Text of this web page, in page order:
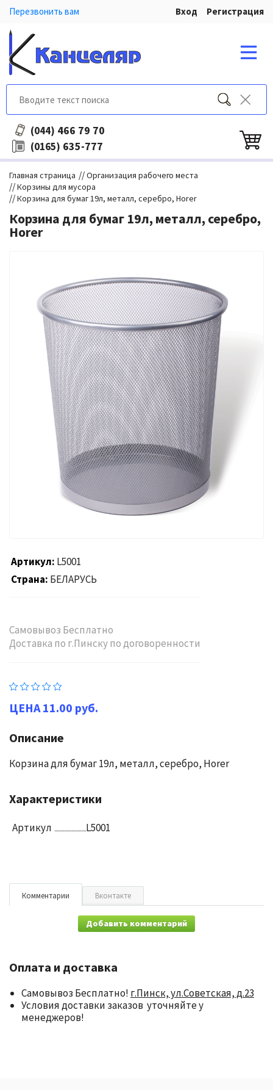
Перезвонить вам Вход Регистрация
(044) 466 79 70
(0165) 635-777
Главная страница //Организация рабочего места
//Корзины для мусора
//Корзина для бумаг 19л, металл, серебро, Horer
Корзина для бумаг 19л, металл, серебро,
Horer
Артикул L5001
Страна БЕЛАРУСЬ
Самовывоз Бесплатно
Доставка по г.Пинску по договоренности
11.00 руб.
Описание
Корзина для бумаг 19л, металл, серебро, Horer
Характеристики
Артикул L5001
Комментарии Вконтакте
Добавить комментарий
Оплата и доставка
Самовывоз Бесплатно! г.Пинск, ул.Советская, д.23
Условия доставки заказов уточняйте у
менеджеров!